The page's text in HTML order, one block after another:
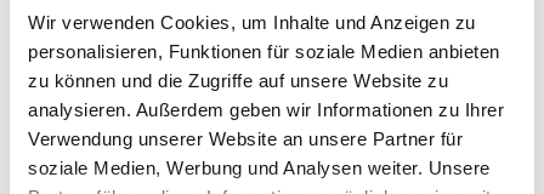
Wir verwenden Cookies, um Inhalte und Anzeigen zu
personalisieren, Funktionen für soziale Medien anbieten
zu können und die Zugriffe auf unsere Website zu
analysieren. Außerdem geben wir Informationen zu Ihrer
Verwendung unserer Website an unsere Partner für
soziale Medien, Werbung und Analysen weiter. Unsere
Kontakt
Meilhaus
KategorienInformationen
Impressum
Zahlarten